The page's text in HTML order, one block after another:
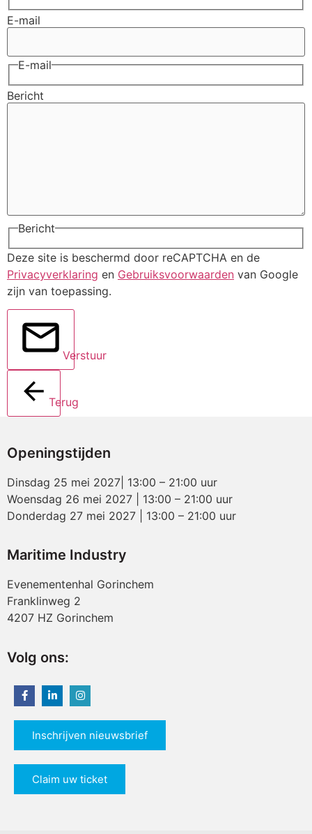
E-mail
E-mail
Bericht
Bericht
Deze site is beschermd door reCAPTCHA en de
Privacyverklaring en Gebruiksvoorwaarden van Google
zijn van toepassing.
Verstuur
Terug
Openingstijden
Dinsdag 25 mei 2027| 13:00 – 21:00 uur
Woensdag 26 mei 2027 | 13:00 – 21:00 uur
Donderdag 27 mei 2027 | 13:00 – 21:00 uur
Maritime Industry
Evenementenhal Gorinchem
Franklinweg 2
4207 HZ Gorinchem
Volg ons:
Inschrijven nieuwsbrief
Claim uw ticket